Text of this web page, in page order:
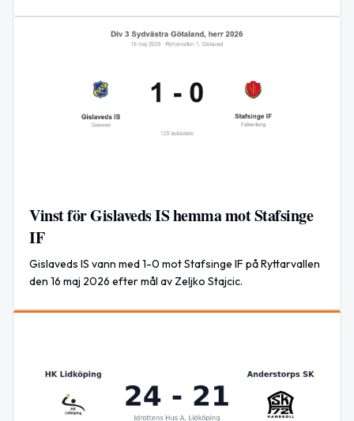
Vinst för Gislaveds IS hemma mot Stafsinge
IF
Gislaveds IS vann med 1-0 mot Stafsinge IF på Ryttarvallen
den 16 maj 2026 efter mål av Zeljko Stajcic.